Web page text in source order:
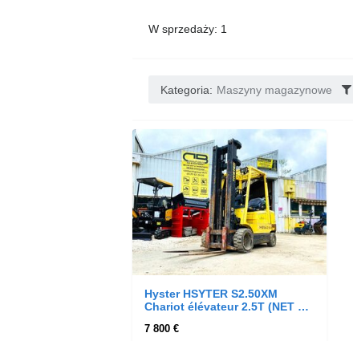
W sprzedaży: 1
Kategoria: Maszyny magazynowe
Hyster HSYTER S2.50XM
Chariot élévateur 2.5T (NET DE
7 800 €